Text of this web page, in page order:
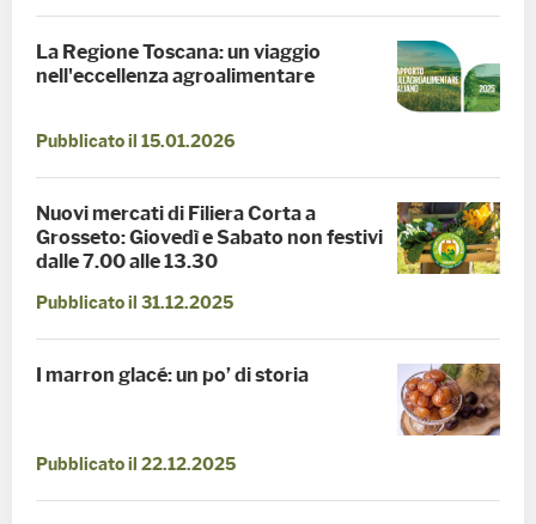
La Regione Toscana: un viaggio
nell'eccellenza agroalimentare
Pubblicato il 15.01.2026
Nuovi mercati di Filiera Corta a
Grosseto: Giovedì e Sabato non festivi
dalle 7.00 alle 13.30
Pubblicato il 31.12.2025
I marron glacé: un po’ di storia
Pubblicato il 22.12.2025